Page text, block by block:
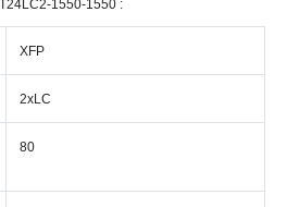
1550-1550 :
XFP
2xLC
80